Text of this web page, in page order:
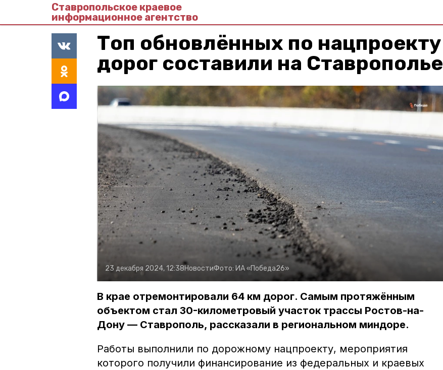
Ставропольское краевое
информационное агентство
Топ обновлённых по нацпроекту
дорог составили на Ставрополье
23 декабря 2024, 12:38НовостиФото: ИА «Победа26»
В крае отремонтировали 64 км дорог. Самым протяжённым
объектом стал 30-километровый участок трассы Ростов-на-
Дону — Ставрополь, рассказали в региональном миндоре.
Работы выполнили по дорожному нацпроекту, мероприятия
которого получили финансирование из федеральных и краевых